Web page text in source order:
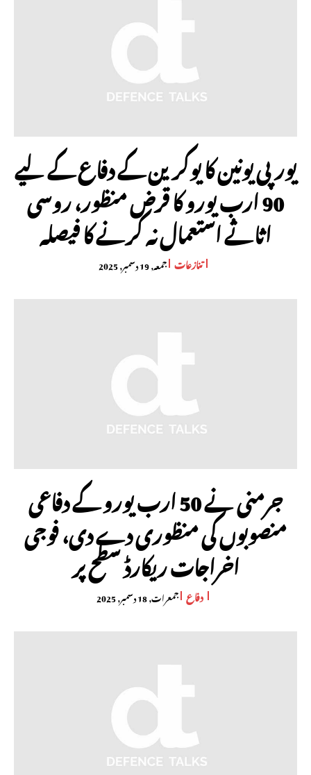
یورپی یونین کا یوکرین کے دفاع کے لیے
90 ارب یورو کا قرض منظور، روسی
اثاثے استعمال نہ کرنے کا فیصلہ
تنازعات جمعہ, 19 دسمبر, 2025
جرمنی نے 50 ارب یورو کے دفاعی
منصوبوں کی منظوری دے دی، فوجی
اخراجات ریکارڈ سطح پر
دفاع جمعرات, 18 دسمبر, 2025